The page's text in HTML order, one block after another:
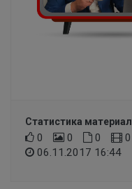
Статистика
0 0 0 0
06.11.2017 16:44